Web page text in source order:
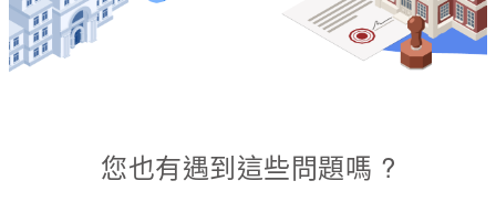
您也有遇到這些問題嗎 ?